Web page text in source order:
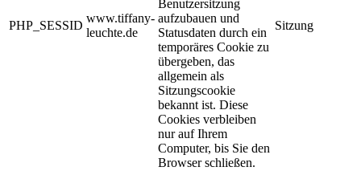
PHP_SESSID
www.tiffany-
leuchte.de
Benutzersitzung
aufzubauen und
Statusdaten durch ein
temporäres Cookie zu
übergeben, das
allgemein als
Sitzungscookie
bekannt ist. Diese
Cookies verbleiben
nur auf Ihrem
Computer, bis Sie den
Browser schließen.
Sitzung